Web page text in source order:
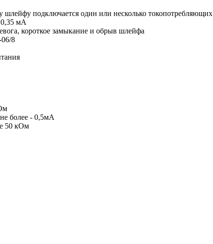
подключается один или несколько токопотребляющих
мА
короткое замыкание и обрыв шлейфа
8
более - 0,5мА
50 кОм